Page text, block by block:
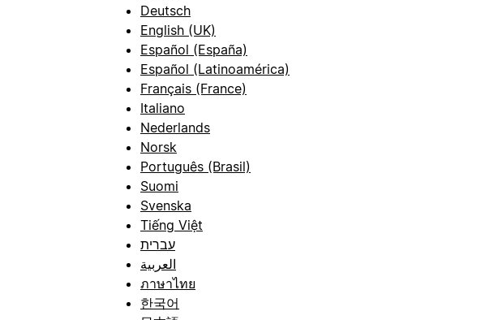
Deutsch
English (UK)
Español (España)
Español (Latinoamérica)
Français (France)
Italiano
Nederlands
Norsk
Português (Brasil)
Suomi
Svenska
Tiếng Việt
עברית
العربية
ภาษาไทย
한국어